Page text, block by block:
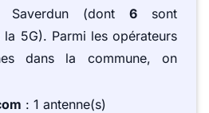
(dont 6sont
5G). Parmi les opérateurs
dans la commune, on
: 1 antenne(s)